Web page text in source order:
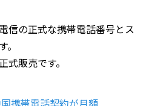
信の正式な携帯電話番号とス
式販売です。
携帯電話契約が月額